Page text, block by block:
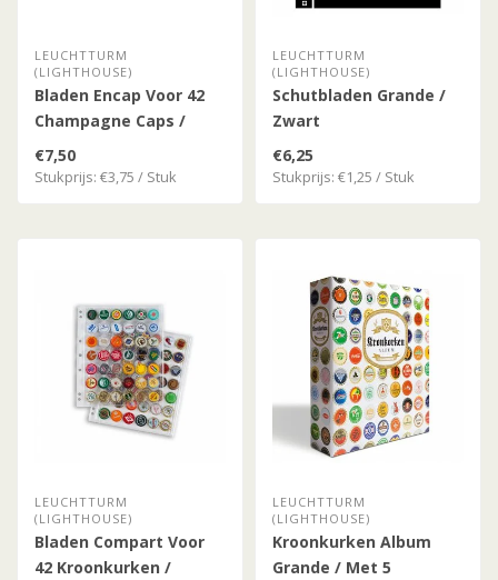
LEUCHTTURM
(LIGHTHOUSE)
Bladen Encap Voor 42
Champagne Caps /
Kroonkurken
€7,50
Stukprijs: €3,75 / Stuk
LEUCHTTURM
(LIGHTHOUSE)
Schutbladen Grande /
Zwart
€6,25
Stukprijs: €1,25 / Stuk
LEUCHTTURM
(LIGHTHOUSE)
Bladen Compart Voor
42 Kroonkurken /
LEUCHTTURM
(LIGHTHOUSE)
Kroonkurken Album
Grande / Met 5